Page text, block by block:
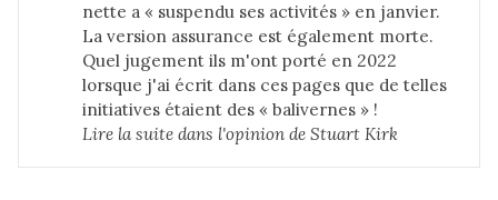
nette a « suspendu ses activités » en janvier.
La version assurance est également morte.
Quel jugement ils m'ont porté en 2022
lorsque j'ai écrit dans ces pages que de telles
initiatives étaient des « balivernes » !
Lire la suite dans l'opinion de Stuart Kirk